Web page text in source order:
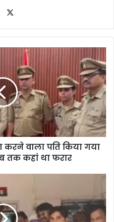
Website
करने वाला पति किया गया
तक कहां था फरार